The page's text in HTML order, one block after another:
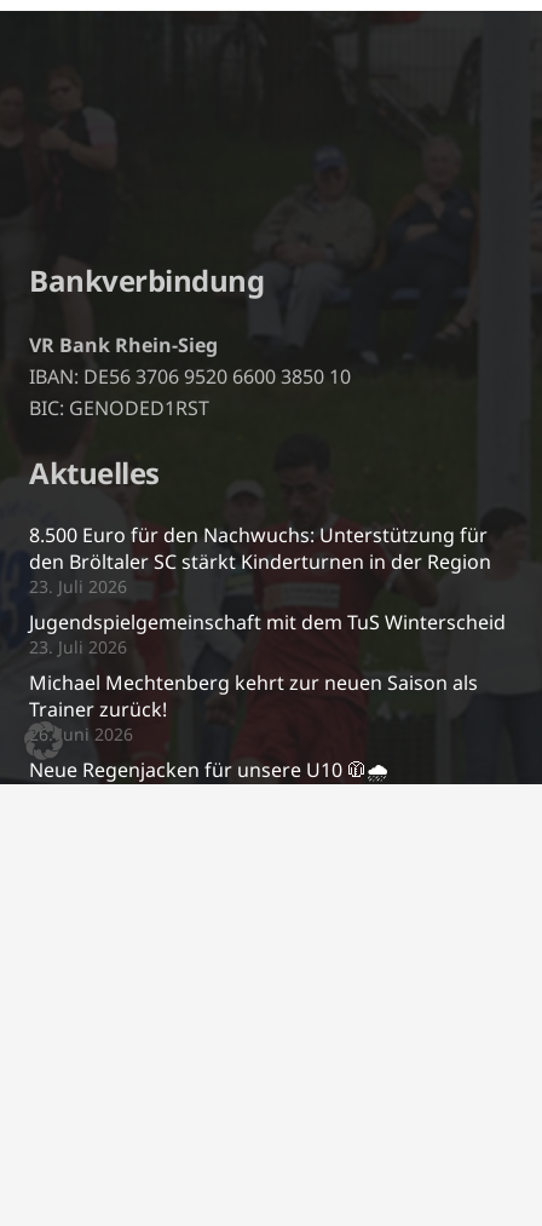
Bankverbindung
VR Bank Rhein-Sieg
IBAN: DE56 3706 9520 6600 3850 10
BIC: GENODED1RST
Aktuelles
8.500 Euro für den Nachwuchs: Unterstützung für
den Bröltaler SC stärkt Kinderturnen in der Region
23. Juli 2026
Jugendspielgemeinschaft mit dem TuS Winterscheid
23. Juli 2026
Michael Mechtenberg kehrt zur neuen Saison als
Trainer zurück!
26. Juni 2026
Neue Regenjacken für unsere U10 🧥🌧️